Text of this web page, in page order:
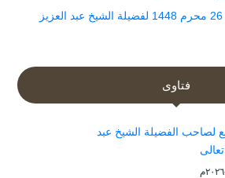
خطبة الاستسقاء والدعاء 26 محرم 1448 لفضيلة الشيخ عبد العزيز
فتاوى
لصاحب الفضيلة الشيخ عبد